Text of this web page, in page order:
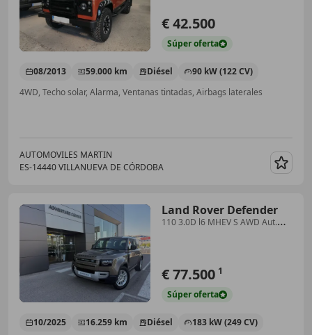
€ 42.500
Súperoferta
08/2013 59.000 km Diésel
90 kW (122 CV)
4WD, Techo solar, Alarma, Ventanas tintadas, Airbags laterales
AUTOMOVILES MARTIN
ES-14440 VILLANUEVA DE CÓRDOBA
Land Rover Defender
110 3.0D l6 MHEV S AWD Aut.
€ 77.500 1
Súperoferta
10/2025 16.259 km Diésel
183 kW (249 CV)